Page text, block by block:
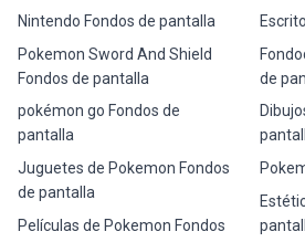
Nintendo Fondos de pantalla
Pokemon Sword And Shield
Fondos de pantalla
pokémon go Fondos de
pantalla
Juguetes de Pokemon Fondos
de pantalla
Películas de Pokemon Fondos
de